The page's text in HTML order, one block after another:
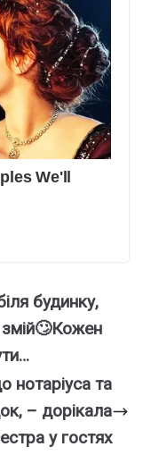
будинку,
нотаріуса та
– дорікала
у гостях